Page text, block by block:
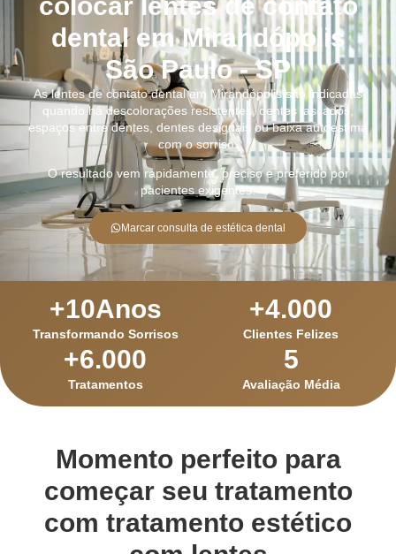
dental em Mirandópolis
São Paulo - SP
As lentes de contato dental em Mirandópolis são indicadas
quando há descolorações resistentes, dentes lascados,
espaços entre dentes, dentes desiguais ou baixa autoestima
com o sorriso.
O resultado vem rapidamente, preciso e preferido por
pacientes exigentes.
Marcar consulta de estética dental
Transformando Sorrisos
+10Anos
Clientes Felizes
+4.000
Tratamentos
+6.000
Avaliação Média
5
Momento perfeito para
começar seu tratamento
com tratamento estético